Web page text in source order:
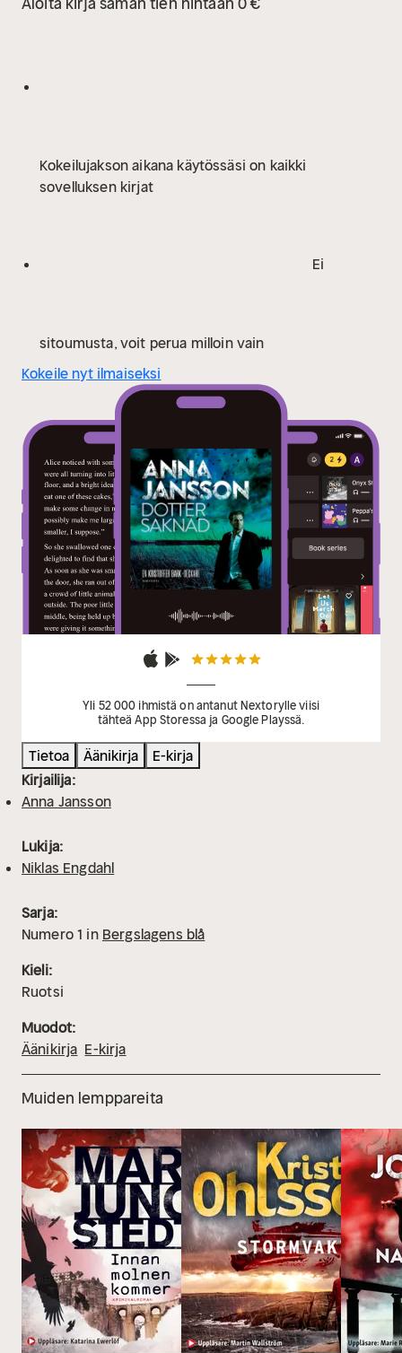
deckarserien Bergslagens blå. Det är en berättelse om
barn när verkligheten blivit outhärdlig, och om
Kokeilujakson aikana käytössäsi on kaikki
sovelluksen kirjat
Ei
sitoumusta, voit perua milloin vain
Kokeile nyt ilmaiseksi
Yli 52 000 ihmistä on antanut Nextorylle viisi
tähteä App Storessa ja Google Playssä.
Tietoa Äänikirja
E-kirja
Kirjailija:
Anna Jansson
Lukija:
Niklas Engdahl
Sarja:
Numero1 in Bergslagens blå
Kieli:
Ruotsi
Muodot:
Äänikirja E-kirja
Muiden lemppareita